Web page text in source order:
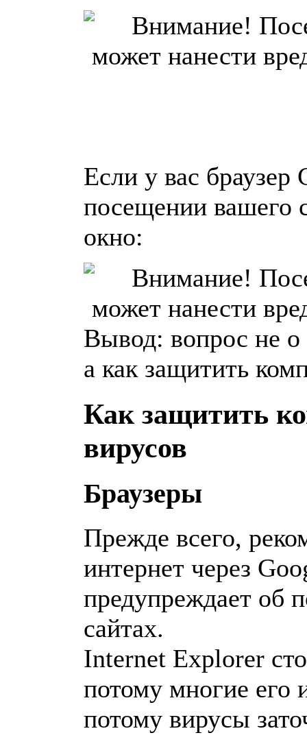
Если у вас
посещении вашего
окно:
Вывод: вопрос не о
а как защитить
Как защитить
вирусов
Браузеры
Прежде всего,
интернет через
предупреждает об
сайтах.
Internet Explorer
потому многие его
потому вирусы